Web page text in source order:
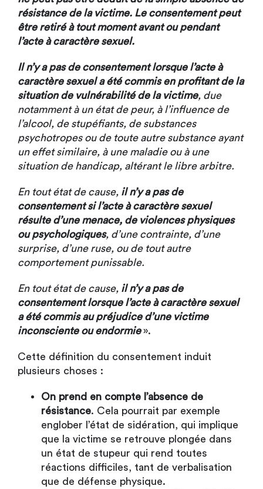
résistance de la victime. Le consentement peut
être retiré à tout moment avant ou pendant
l’acte à caractère sexuel.
Il n’y a pas de consentement lorsque l’acte à
caractère sexuel a été commis en profitant de la
situation de vulnérabilité de la victime, due
notamment à un état de peur, à l’influence de
l’alcool, de stupéfiants, de substances
psychotropes ou de toute autre substance ayant
un effet similaire, à une maladie ou à une
situation de handicap, altérant le libre arbitre.
En tout état de cause, il n’y a pas de
consentement si l’acte à caractère sexuel
résulte d’une menace, de violences physiques
ou psychologiques, d’une contrainte, d’une
surprise, d’une ruse, ou de tout autre
comportement punissable.
En tout état de cause, il n’y a pas de
consentement lorsque l’acte à caractère sexuel
a été commis au préjudice d’une victime
inconsciente ou endormie ».
Cette définition du consentement induit
plusieurs choses :
On prend en compte l’absence de
résistance. Cela pourrait par exemple
englober l’état de sidération, qui implique
que la victime se retrouve plongée dans
un état de stupeur qui rend toutes
réactions difficiles, tant de verbalisation
que de défense physique.